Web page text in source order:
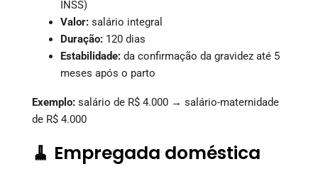
INSS)
Valor: salário integral
Duração: 120 dias
Estabilidade: da confirmação da gravidez até 5
meses após o parto
Exemplo: salário de R$ 4.000 → salário-maternidade
de R$ 4.000
🧹 Empregada doméstica